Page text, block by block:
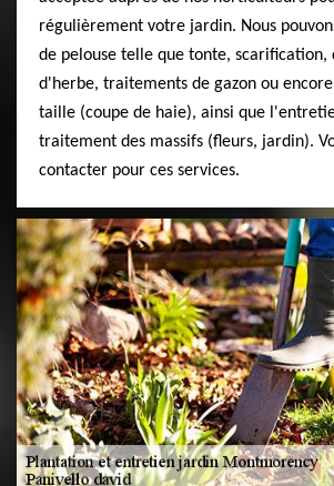
régulièrement votre jardin. Nous
de pelouse telle que tonte, scarification,
d'herbe, traitements de gazon ou
taille (coupe de haie), ainsi que
traitement des massifs (fleurs, jardin).
contacter pour ces services.